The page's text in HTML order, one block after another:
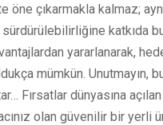
öne çıkarmakla kalmaz;
katkıda
yararlanarak,
mümkün. Unutmayın,
Fırsatlar dünyasına
olan güvenilir bir yerli